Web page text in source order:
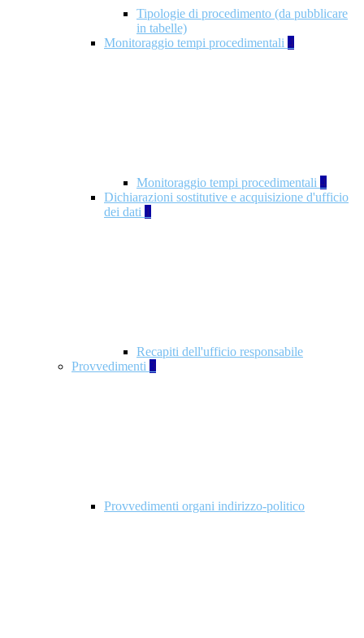
Tipologie di procedimento (da pubblicare
in tabelle)
Monitoraggio tempi procedimentali 4
Monitoraggio tempi procedimentali 4
Dichiarazioni sostitutive e acquisizione d'ufficio
dei dati 1
Recapiti dell'ufficio responsabile
Provvedimenti 3
Provvedimenti organi indirizzo-politico